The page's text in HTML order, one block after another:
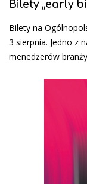
Bilety „early
Bilety na
3 sierpnia. Jedno z
menedżerów